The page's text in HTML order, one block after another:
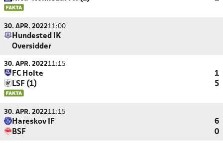
30. APR. 202211:00
Hundested IK
Oversidder
30. APR. 202211:15
FC Holte
1
LSF (1)
5
30. APR. 202211:15
Hareskov IF
6
BSF
0